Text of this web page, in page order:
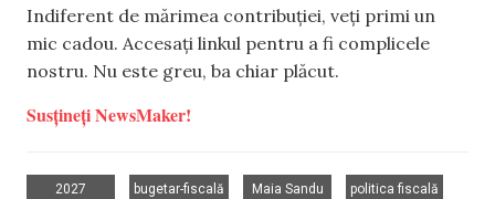
Indiferent de mărimea contribuției, veți primi un
mic cadou. Accesați linkul pentru a fi complicele
nostru. Nu este greu, ba chiar plăcut.
Susțineți NewsMaker!
2027
bugetar-fiscală
Maia Sandu
politica fiscală